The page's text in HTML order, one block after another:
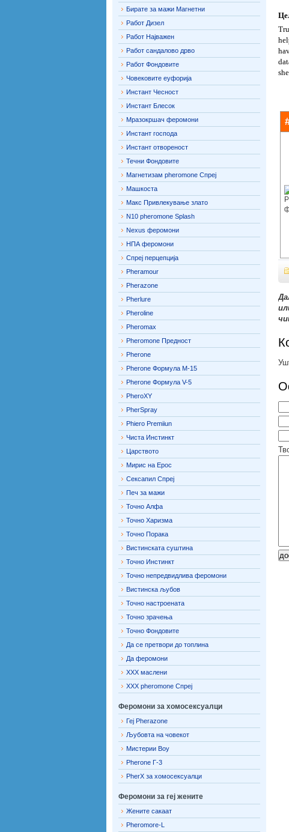
Бирате за мажи Магнетни
Работ Дизел
Работ Најважен
Работ сандалово дрво
Работ Фондовите
Човековите еуфорија
Инстант Чесност
Инстант Блесок
Мразокршач феромони
Инстант господа
Инстант отвореност
Течни Фондовите
Магнетизам pheromone Спреј
Машкоста
Макс Привлекување злато
N10 pheromone Splash
Nexus феромони
НПА феромони
Спреј перцепција
Pheramour
Pherazone
Pherlure
Pheroline
Pheromax
Pheromone Предност
Pherone
Pherone Формула М-15
Pherone Формула V-5
PheroXY
PherSpray
Phiero Premiiun
Чиста Инстинкт
Царството
Мирис на Ерос
Сексапил Спреј
Печ за мажи
Точно Алфа
Точно Харизма
Точно Порака
Вистинската суштина
Точно Инстинкт
Точно непредвидлива феромони
Вистинска љубов
Точно настроената
Точно зрачења
Точно Фондовите
Да се ​​претвори до топлина
Да феромони
ХХХ маслени
ХХХ pheromone Спреј
Феромони за хомосексуалци
Геј Pherazone
Љубовта на човекот
Мистерии Boy
Pherone Г-3
PherX за хомосексуалци
Феромони за геј жените
Жените сакаат
Pheromore-L